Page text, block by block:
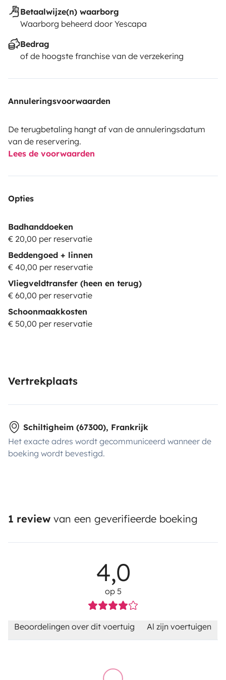
Betaalwijze(n) waarborg
Waarborg beheerd door Yescapa
Bedrag
of de hoogste franchise van de verzekering
Annuleringsvoorwaarden
De terugbetaling hangt af van de annuleringsdatum
van de reservering.
Lees de voorwaarden
Opties
Badhanddoeken
€ 20,00 per reservatie
Beddengoed + linnen
€ 40,00 per reservatie
Vliegveldtransfer (heen en terug)
€ 60,00 per reservatie
Schoonmaakkosten
€ 50,00 per reservatie
Vertrekplaats
Schiltigheim (67300), Frankrijk
Het exacte adres wordt gecommuniceerd wanneer de
boeking wordt bevestigd.
1 review van een geverifieerde boeking
4,0
op 5
Beoordelingen over dit voertuig Al zijn voertuigen